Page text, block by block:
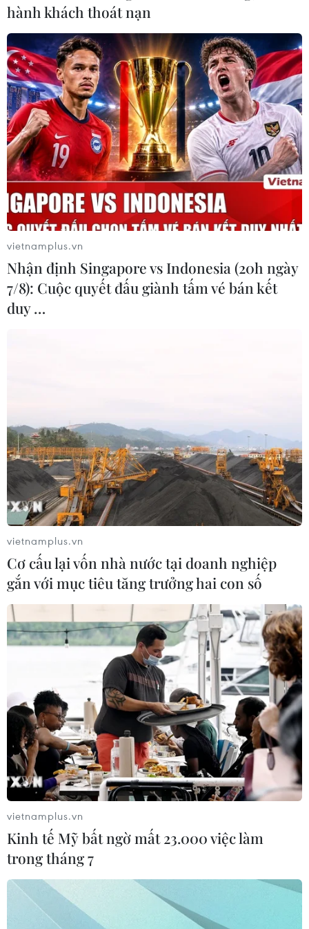
ngày càng mở rộng ở Nhật Bản.
Hạ viện Nhật Bản thông qua gói ngân sách
bổ sung thứ ba
27/01/2021 06:22
hành khách thoát nạn
vietnamplus.vn
Nhận định Singapore vs Indonesia (20h ngày
7/8): Cuộc quyết đấu giành tấm vé bán kết
duy …
vietnamplus.vn
Cơ cấu lại vốn nhà nước tại doanh nghiệp
gắn với mục tiêu tăng trưởng hai con số
vietnamplus.vn
Kinh tế Mỹ bất ngờ mất 23.000 việc làm
trong tháng 7